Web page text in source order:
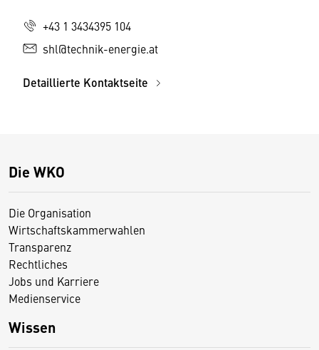
+43 1 3434395 104
shl@technik-energie.at
Detaillierte Kontaktseite
Die WKO
Die Organisation
Wirtschaftskammerwahlen
Transparenz
Rechtliches
Jobs und Karriere
Medienservice
Wissen